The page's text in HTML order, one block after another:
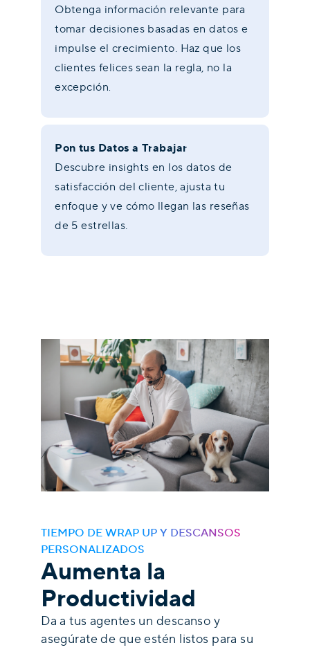
Obtenga información relevante para
tomar decisiones basadas en datos e
impulse el crecimiento. Haz que los
clientes felices sean la regla, no la
excepción.
Pon tus Datos a Trabajar
Descubre insights en los datos de
satisfacción del cliente, ajusta tu
enfoque y ve cómo llegan las reseñas
de 5 estrellas.
TIEMPO DE WRAP UP Y DESCANSOS
PERSONALIZADOS
Aumenta la
Productividad
Da a tus agentes un descanso y
asegúrate de que estén listos para su